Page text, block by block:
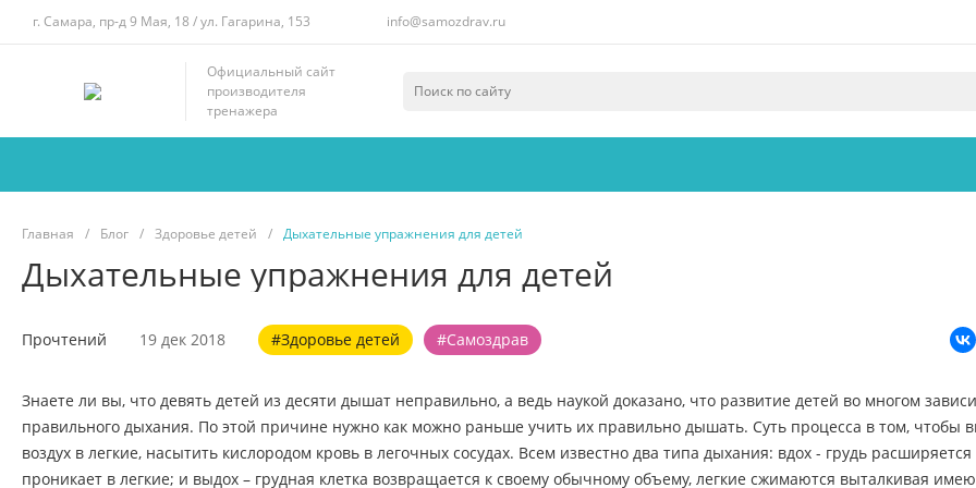
г. Самара, пр-д 9 Мая, 18 / ул. Гагарина, 153 info@samozdrav.ru
Официальный сайт
производителя
тренажера
Главная / Блог / Здоровье детей / Дыхательные упражнения для детей
Дыхательные упражнения для детей
Прочтений 19 дек 2018 #Здоровье детей #Самоздрав
Знаете ли вы, что девять детей из десяти дышат неправильно, а ведь наукой доказано, что развитие детей во многом
правильного дыхания. По этой причине нужно как можно раньше учить их правильно дышать. Суть процесса в том, чтобы
воздух в легкие, насытить кислородом кровь в легочных сосудах. Всем известно два типа дыхания: вдох - грудь расширяется
проникает в легкие; и выдох – грудная клетка возвращается к своему обычному объему, легкие сжимаются выталкивая